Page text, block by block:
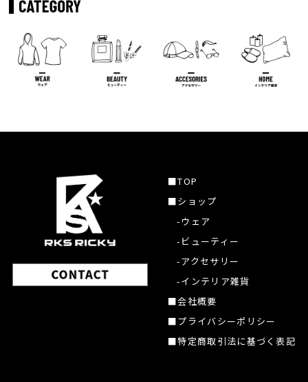
■TOP
■ショップ
-ウェア
-ビューティー
-アクセサリー
-インテリア雑貨
■会社概要
■プライバシーポリシー
■特定商取引法に基づく表記